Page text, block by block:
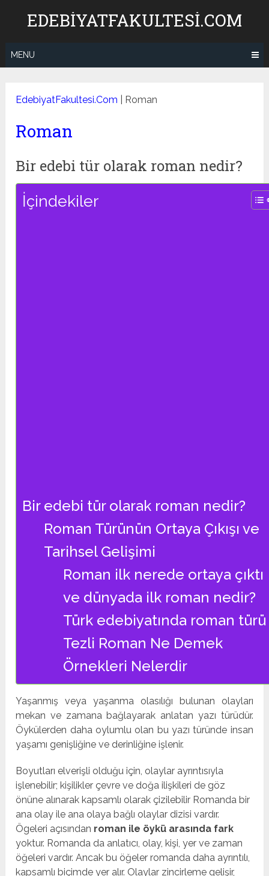
EDEBIYATFAKULTESI.COM
MENU
EdebiyatFakultesi.Com Roman
Roman
Bir edebi tür olarak roman nedir?
İçindekiler
Bir edebi tür olarak roman nedir?
Roman Türünün Ortaya Çıkışı ve
Tarihsel Gelişimi
Roman ilk nerede ortaya çıktı
ve dünyada ilk roman nedir?
Türk edebiyatında roman türü
Tezli Roman Ne Demek
Örnekleri Nelerdir
Yaşanmış veya yaşanma olasılığı bulunan olayları
mekan ve zamana bağlayarak anlatan yazı türüdür.
Öykülerden daha oylumlu olan bu yazı türünde insan
yaşamı genişliğine ve derinliğine işlenir.
Boyutları elverişli olduğu için, olaylar ayrıntısıyla
işlenebilir; kişilikler çevre ve doğa ilişkileri de göz
önüne alınarak kapsamlı olarak çizilebilir Romanda bir
ana olay ile ana olaya bağlı olaylar dizisi vardır.
Ögeleri açısından roman ile öykü arasında fark
yoktur. Romanda da anlatıcı, olay, kişi, yer ve zaman
öğeleri vardır. Ancak bu öğeler romanda daha ayrıntılı,
kapsamlı biçimde yer alır. Olaylar zincirleme gelişir,